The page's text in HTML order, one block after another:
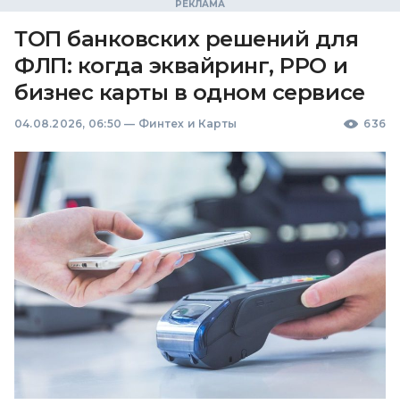
ТОП банковских решений для
ФЛП: когда эквайринг, РРО и
бизнес карты в одном сервисе
04.08.2026, 06:50 — Финтех и Карты 636